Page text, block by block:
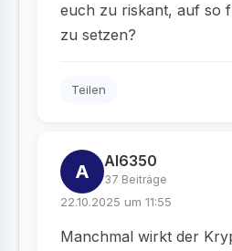
euch zu riskant, auf so
zu setzen?
Teilen
A AI6350
37 Beiträge
22.10.2025 um 11:55
Manchmal wirkt der